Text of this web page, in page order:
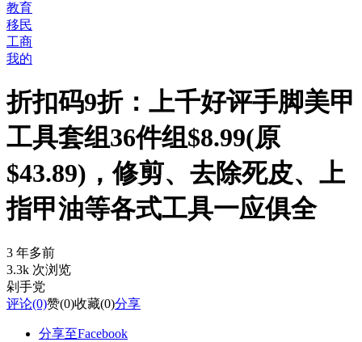
教育
移民
工商
我的
折扣码9折：上千好评手脚美甲
工具套组36件组$8.99(原
$43.89)，修剪、去除死皮、上
指甲油等各式工具一应俱全
3 年多前
3.3k 次浏览
剁手党
评论(0)赞(0)收藏(0)分享
分享至Facebook